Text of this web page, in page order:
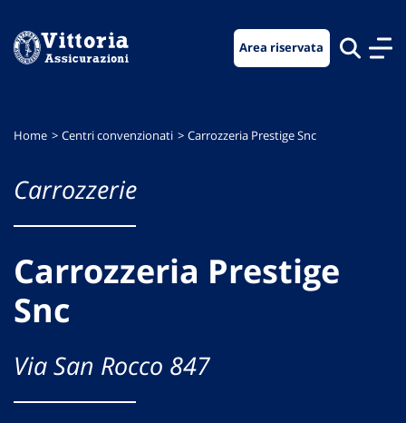
menu
contenuto
footer
Area riservata
Home Centri convenzionati Carrozzeria Prestige Snc
Carrozzerie
Carrozzeria Prestige
Snc
Via San Rocco 847